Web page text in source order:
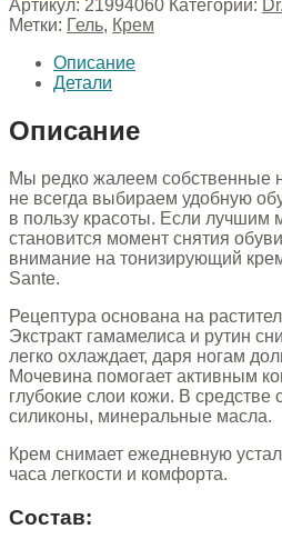
Артикул: 21994060 Категории:
Метки: Гель, Крем
Описание
Детали
Описание
Мы редко жалеем собственные
не всегда выбираем удобную
в пользу красоты. Если лучшим
становится момент снятия
внимание на тонизирующий
Sante.
Рецептура основана на
Экстракт гамамелиса и рутин
легко охлаждает, даря ногам
Мочевина помогает активным
глубокие слои кожи. В средстве
силиконы, минеральные масла.
Крем снимает ежедневную
часа легкости и комфорта.
Состав: